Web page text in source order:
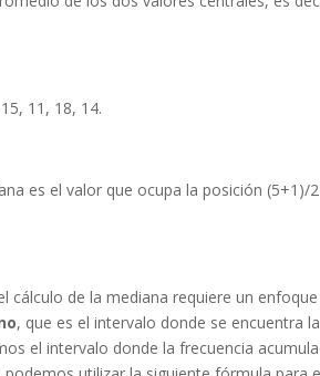
11, 18, 14.
es el valor que ocupa la posición (5+1)/
de la mediana requiere un
, que es el intervalo donde se encuentra
el intervalo donde la frecuencia